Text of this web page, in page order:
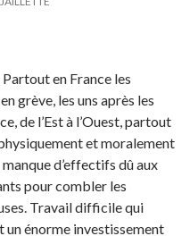
en France les
grève, les uns après les
de l’Est à l’Ouest, partout
et moralement
d’effectifs dû aux
pour combler les
Travail difficile qui
énorme investissement